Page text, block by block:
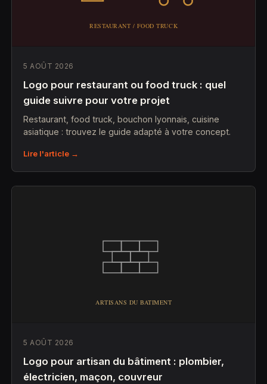
5 AOÛT 2026
Logo pour restaurant ou food truck : quel
guide suivre pour votre projet
Restaurant, food truck, bouchon lyonnais, cuisine
asiatique : trouvez le guide adapté à votre concept.
Lire l'article →
5 AOÛT 2026
Logo pour artisan du bâtiment : plombier,
électricien, maçon, couvreur